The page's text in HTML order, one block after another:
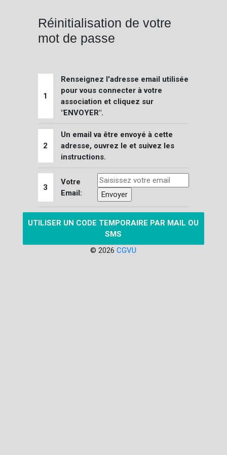
Réinitialisation de votre
mot de passe
1
Renseignez l'adresse email utilisée
pour vous connecter à votre
association et cliquez sur
"ENVOYER".
2
Un email va être envoyé à cette
adresse, ouvrez le et suivez les
instructions.
3
Votre
Email:
UTILISER UN CODE TEMPORAIRE PAR MAIL OU
SMS
© 2026CGVU